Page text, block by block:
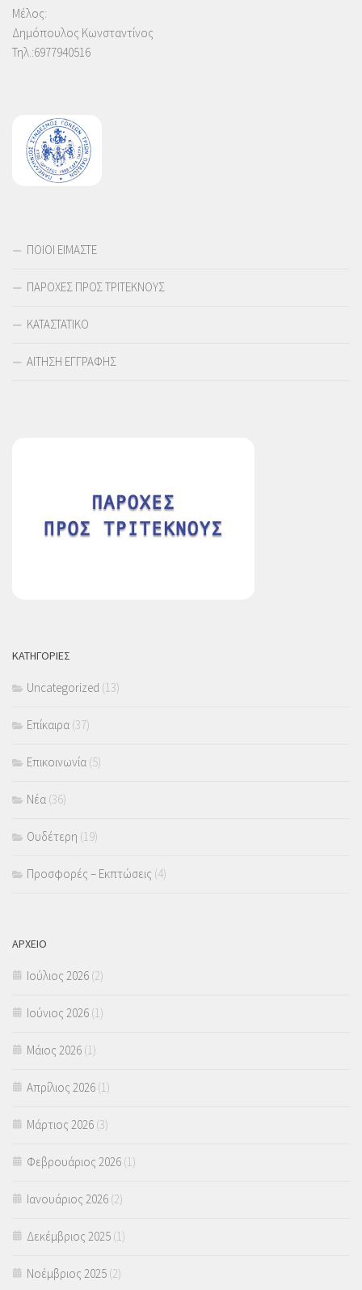
Μέλος:
Δημόπουλος Κωνσταντίνος
Τηλ.:6977940516
ΠΟΙΟΙ ΕΙΜΑΣΤΕ
ΠΑΡΟΧΕΣ ΠΡΟΣ ΤΡΙΤΕΚΝΟΥΣ
ΚΑΤΑΣΤΑΤΙΚΟ
ΑΙΤΗΣΗ ΕΓΓΡΑΦΗΣ
ΚΑΤΗΓΟΡΙΕΣ
Uncategorized (13)
Επίκαιρα (37)
Επικοινωνία (5)
Νέα (36)
Ουδέτερη (19)
Προσφορές – Εκπτώσεις (4)
ΑΡΧΕΙΟ
Ιούλιος 2026 (2)
Ιούνιος 2026 (1)
Μάιος 2026 (1)
Απρίλιος 2026 (1)
Μάρτιος 2026 (3)
Φεβρουάριος 2026 (1)
Ιανουάριος 2026 (2)
Δεκέμβριος 2025 (1)
Νοέμβριος 2025 (2)